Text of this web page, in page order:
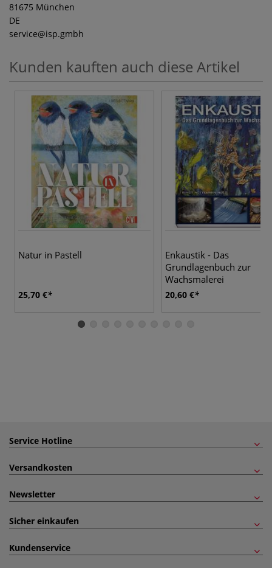
81675 München
DE
service@isp.gmbh
Kunden kauften auch diese Artikel
Natur in Pastell
25,70 €
Enkaustik - Das
Grundlagenbuch zur
Wachsmalerei
20,60 €
Service Hotline
Versandkosten
Newsletter
Sicher einkaufen
Kundenservice